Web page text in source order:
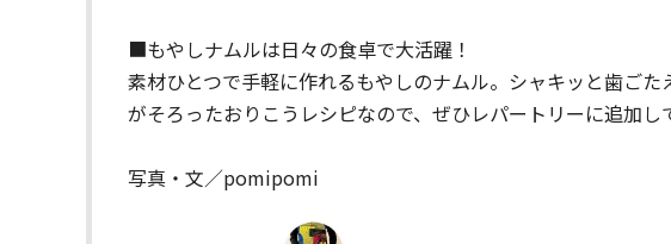
■もやしナムルは日々の食卓で大活躍！
素材ひとつで手軽に作れるもやしのナムル。シャキッと歯ご
がそろったおりこうレシピなので、ぜひレパートリーに追加
写真・文／pomipomi